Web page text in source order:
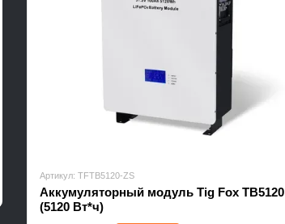
Артикул: TFTB5120-ZS
Аккумуляторный модуль Tig Fox TB5120
(5120 Вт*ч)